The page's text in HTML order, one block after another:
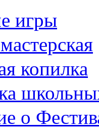
игры
копилка
о